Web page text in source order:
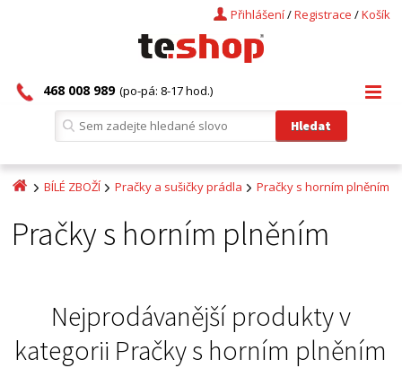
Košík
/
Registrace
/
Přihlášení
468 008 989 (po-pá: 8-17 hod.)
BÍLÉ ZBOŽÍ Pračky a sušičky prádla Pračky s horním plněním
Pračky s horním plněním
Nejprodávanější produkty v
kategorii Pračky s horním plněním